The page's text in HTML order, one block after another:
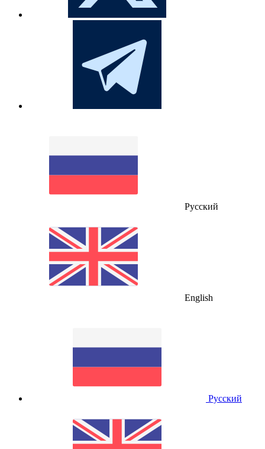
Русский
English
Русский